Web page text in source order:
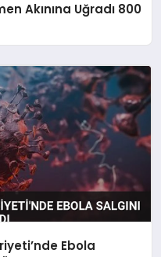
Akınına Uğradı 800
Ebola